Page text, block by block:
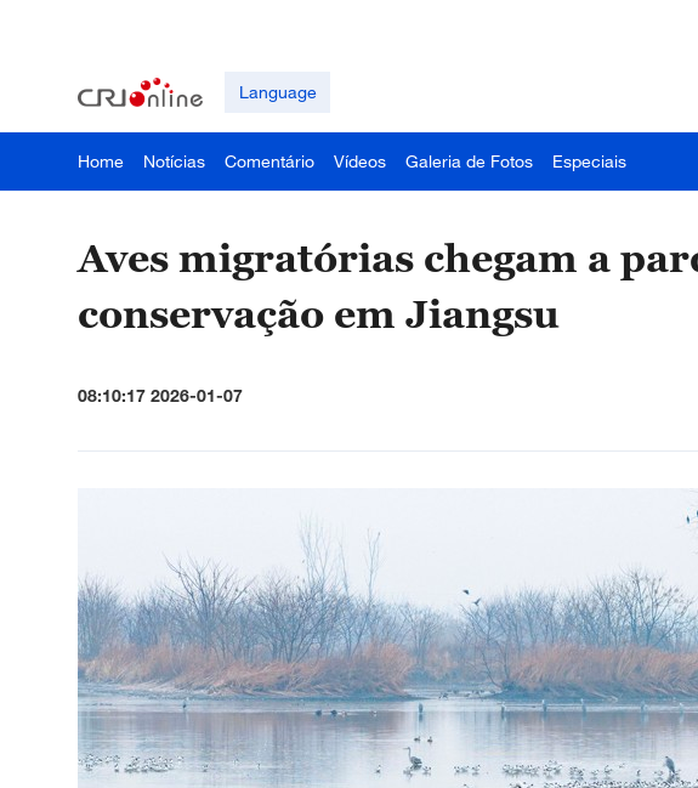
Language
Home Notícias Comentário Vídeos Galeria de Fotos Especiais
Aves migratórias chegam a
conservação em Jiangsu
08:10:17 2026-01-07